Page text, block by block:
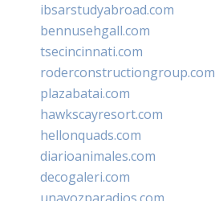
ibsarstudyabroad.com
bennusehgall.com
tsecincinnati.com
roderconstructiongroup.com
plazabatai.com
hawkscayresort.com
hellonquads.com
diarioanimales.com
decogaleri.com